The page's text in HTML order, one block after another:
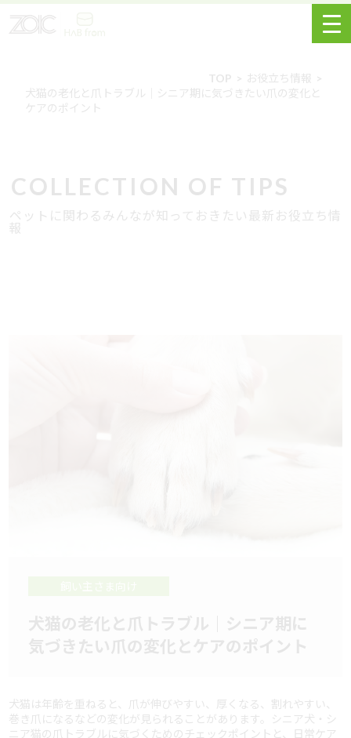
TOP
お役立ち情報
犬猫の老化と爪トラブル｜シニア期に気づきたい爪の変化と
ケアのポイント
COLLECTION OF TIPS
ペットに関わるみんなが知っておきたい最新お役立ち情
報
犬猫は年齢を重ねると、爪が伸びやすい、厚くなる、割れやすい、
巻き爪になるなどの変化が見られることがあります。シニア犬・シ
ニア猫の爪トラブルに気づくためのチェックポイントと、日常ケア